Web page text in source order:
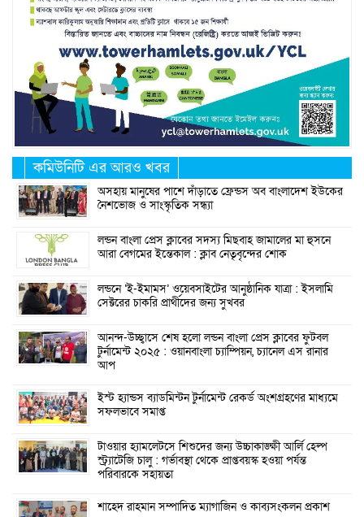
কমিউনিটি এর আরও খবর
অসহায় মানুষের পাশে দাঁড়াতে ফ্রেন্ডস অব বাংলাদেশ ইউকের
নৈশভোজ ও সাংস্কৃতিক সন্ধ্যা
লন্ডন বাংলা প্রেস ক্লাবের সদস্য মিছবাহ জামালের মা হুসনে
আরা বেগমের ইন্তেকাল : ক্লাব নেতৃবৃন্দের শোক
লন্ডনে ‘ই-ইমামস’ ওয়েবসাইটের আনুষ্ঠানিক যাত্রা : ইসলামি
সেক্টরের চাকরি প্রার্থীদের জন্য সুখবর
আনন্দ-উচ্ছ্বাসে শেষ হলো লন্ডন বাংলা প্রেস ক্লাবের ফুটবল
টুর্নামেন্ট ২০২৫ : ওয়ানবাংলা চ্যাম্পিয়ন, চ্যানেল এস রানার
আপ
ইস্ট হ্যান্ডস ব্যাডমিন্টন টুর্নামেন্ট রেকর্ড অংশগ্রহণের মাধ্যমে
সফলভাবে সমাপ্ত
টাওয়ার হ্যামলেটসে শিশুদের জন্য উচ্চাকাঙ্ক্ষী আর্লি হেল্প
স্ট্র্যাটেজি চালু : গর্ভাবস্থা থেকে প্রাপ্তবয়স্ক হওয়া পর্যন্ত
পরিবারকে সহায়তা
শাহেদ রাহমান সম্পাদিত ম্যাগাজিন ও কাব্যসংকলন প্রকাশ